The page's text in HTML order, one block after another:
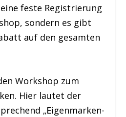
feste Registrierung
sondern es gibt
auf den gesamten
Workshop zum
Hier lautet der
„Eigenmarken-